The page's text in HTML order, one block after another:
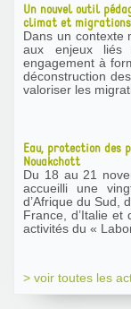
Un nouvel outil
climat et migrations
Dans un contexte
aux enjeux liés
engagement à
déconstruction
valoriser les
Eau, protection des
Nouakchott
Du 18 au 21
accueilli une
d’Afrique du Sud,
France, d’Italie
activités du «
> voir toutes les